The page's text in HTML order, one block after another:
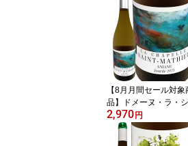
ハ 銘醸地 パーカー91
テンプラニーリョ オ
樽熟成 クリアンサ格
リオハ・アラベサ バ
ミディアムボディ フ
ディ 750ml パーカー
ワインアドヴォケイト
【8月月間セール対象
品】ドメーヌ・ラ・
ペル・サン・マチュー
ュルド・ブラン 2023
ランス 750ml 辛口 樽熟
2,970 円